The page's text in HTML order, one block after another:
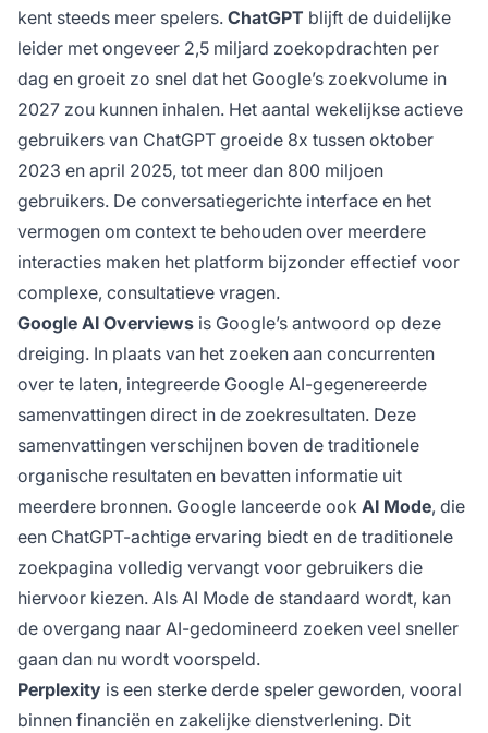
kent steeds meer spelers. ChatGPT blijft de duidelijke
leider met ongeveer 2,5 miljard zoekopdrachten per
dag en groeit zo snel dat het Google’s zoekvolume in
2027 zou kunnen inhalen. Het aantal wekelijkse actieve
gebruikers van ChatGPT groeide 8x tussen oktober
2023 en april 2025, tot meer dan 800 miljoen
gebruikers. De conversatiegerichte interface en het
vermogen om context te behouden over meerdere
interacties maken het platform bijzonder effectief voor
complexe, consultatieve vragen.
Google AI Overviews is Google’s antwoord op deze
dreiging. In plaats van het zoeken aan concurrenten
over te laten, integreerde Google AI-gegenereerde
samenvattingen direct in de zoekresultaten. Deze
samenvattingen verschijnen boven de traditionele
organische resultaten en bevatten informatie uit
meerdere bronnen. Google lanceerde ook AI Mode, die
een ChatGPT-achtige ervaring biedt en de traditionele
zoekpagina volledig vervangt voor gebruikers die
hiervoor kiezen. Als AI Mode de standaard wordt, kan
de overgang naar AI-gedomineerd zoeken veel sneller
gaan dan nu wordt voorspeld.
Perplexity is een sterke derde speler geworden, vooral
binnen financiën en zakelijke dienstverlening. Dit